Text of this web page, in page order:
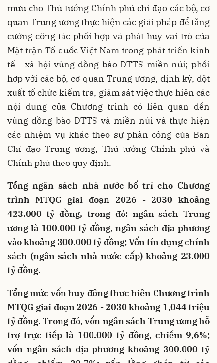
mưu cho Thủ tướng Chính phủ chỉ đạo các bộ, cơ
quan Trung ương thực hiện các giải pháp để tăng
cường công tác phối hợp và phát huy vai trò của
Mặt trận Tổ quốc Việt Nam trong phát triển kinh
tế - xã hội vùng đồng bào DTTS miền núi; phối
hợp với các bộ, cơ quan Trung ương, định kỳ, đột
xuất tổ chức kiểm tra, giám sát việc thực hiện các
nội dung của Chương trình có liên quan đến
vùng đồng bào DTTS và miền núi và thực hiện
các nhiệm vụ khác theo sự phân công của Ban
Chỉ đạo Trung ương, Thủ tướng Chính phủ và
Chính phủ theo quy định.
Tổng ngân sách nhà nước bố trí cho Chương
trình MTQG giai đoạn 2026 - 2030 khoảng
423.000 tỷ đồng, trong đó: ngân sách Trung
ương là 100.000 tỷ đồng, ngân sách địa phương
vào khoảng 300.000 tỷ đồng; Vốn tín dụng chính
sách (ngân sách nhà nước cấp) khoảng 23.000
tỷ đồng.
Tổng mức vốn huy động thực hiện Chương trình
MTQG giai đoạn 2026 - 2030 khoảng 1,044 triệu
tỷ đồng. Trong đó, vốn ngân sách Trung ương hỗ
trợ trực tiếp là 100.000 tỷ đồng, chiếm 9,6%;
vốn ngân sách địa phương khoảng 300.000 tỷ